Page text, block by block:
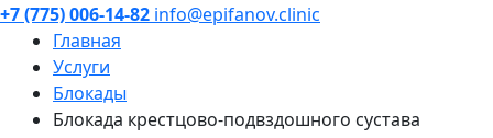
+7 (775) 006-14-82 info@epifanov.clinic
Главная
Услуги
Блокады
Блокада крестцово-подвздошного сустава